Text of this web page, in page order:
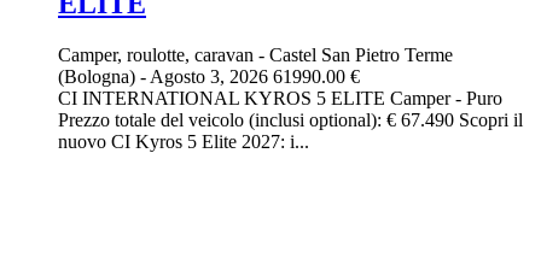
Camper, roulotte, caravan - Castel San Pietro Terme
(Bologna) - Agosto 3, 2026 61990.00 €
CI INTERNATIONAL KYROS 5 ELITE Camper - Puro
Prezzo totale del veicolo (inclusi optional): € 67.490 Scopri il
nuovo CI Kyros 5 Elite 2027: i...